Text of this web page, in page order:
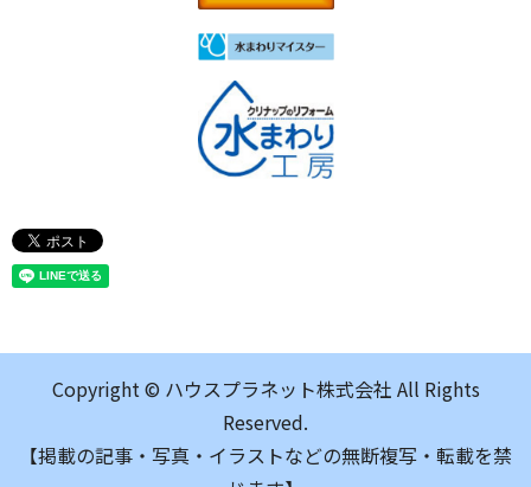
Copyright © ハウスプラネット株式会社 All Rights
Reserved.
【掲載の記事・写真・イラストなどの無断複写・転載を禁